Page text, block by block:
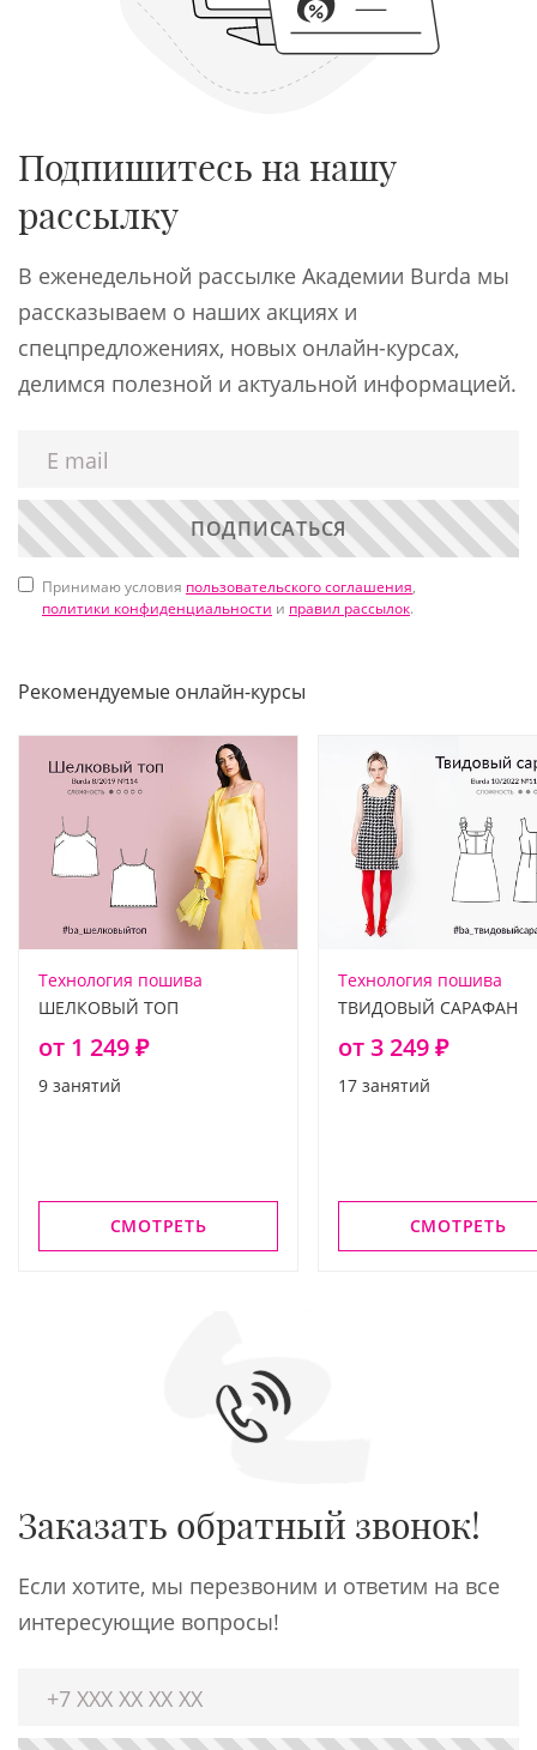
Подпишитесь на нашу
рассылку
В еженедельной рассылке Академии Burda мы
рассказываем о наших акциях и
спецпредложениях, новых онлайн-курсах,
делимся полезной и актуальной информацией.
ПОДПИСАТЬСЯ
Принимаю условия пользовательского соглашения,
политики конфиденциальности и правил рассылок.
Рекомендуемые онлайн-курсы
Технология пошива
ШЕЛКОВЫЙ ТОП
от 1 249 ₽
9 занятий
СМОТРЕТЬ
Технология пошива
ТВИДОВЫЙ САРАФАН
от 3 249 ₽
17 занятий
СМОТРЕТЬ
Заказать обратный звонок!
Если хотите, мы перезвоним и ответим на все
интересующие вопросы!